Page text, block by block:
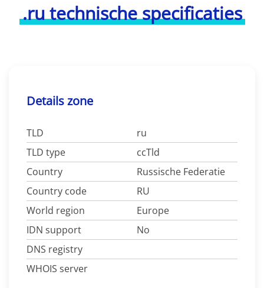
.ru technische specificaties
Details zone
TLD
ru
TLD type
ccTld
Country
Russische Federatie
Country code
RU
World region
Europe
IDN support
No
DNS registry
WHOIS server